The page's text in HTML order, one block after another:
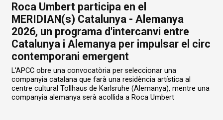
Roca Umbert participa en el
MERIDIAN(s) Catalunya - Alemanya
2026, un programa d'intercanvi entre
Catalunya i Alemanya per impulsar el circ
contemporani emergent
L'APCC obre una convocatòria per seleccionar una
companyia catalana que farà una residència artística al
centre cultural Tollhaus de Karlsruhe (Alemanya), mentre una
companyia alemanya serà acollida a Roca Umbert